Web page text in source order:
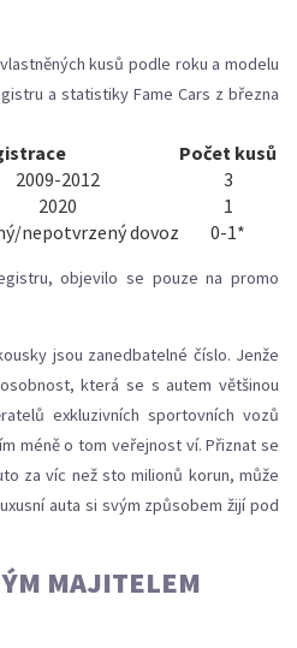
kusů podle roku a modelu
a statistiky Fame Cars z března
Počet kusů
2009-2012
3
2020
1
nepotvrzený dovoz 0-1*
objevilo se pouze na promo
jsou zanedbatelné číslo. Jenže
která se s autem většinou
exkluzivních sportovních vozů
méně o tom veřejnost ví. Přiznat se
za víc než sto milionů korun, může
auta si svým způsobem žijí pod
MAJITELEM